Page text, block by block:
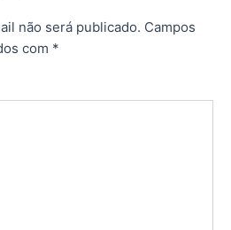
não será publicado. Campos
com *